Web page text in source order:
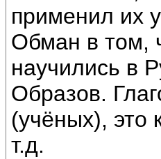
применил их
Обман в том,
научились в
Образов.
(учёных), это
т.д.